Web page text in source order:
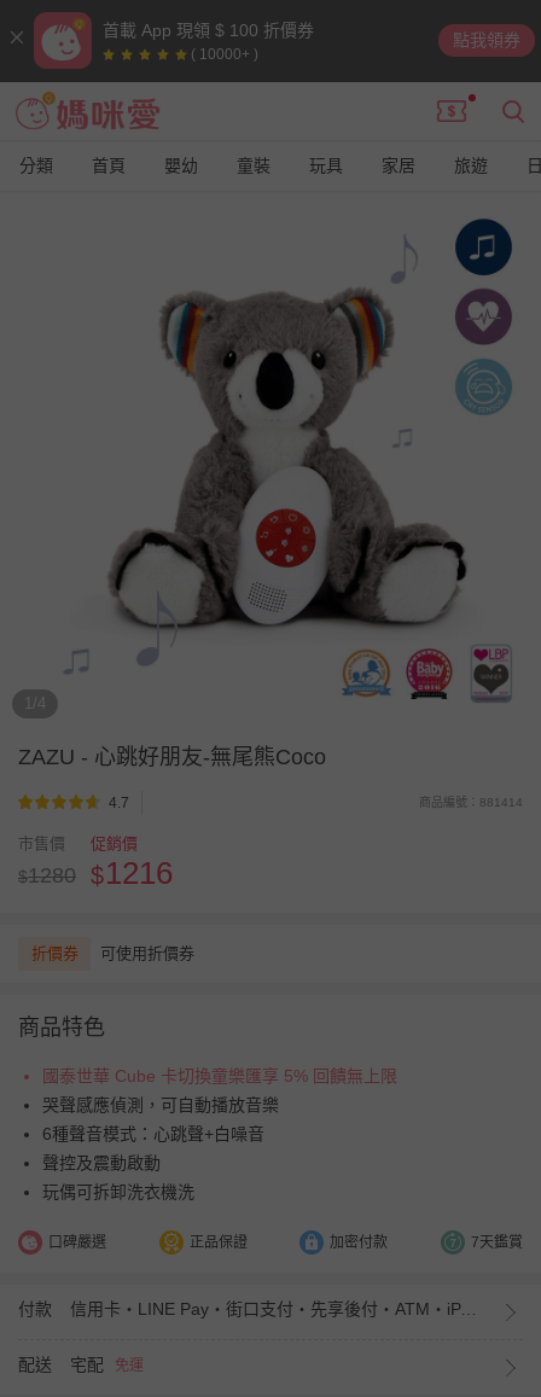
首載 App 現領 $ 100 折價券
( 10000+ )
點我領券
分類 首頁 嬰幼 童裝 玩具 家居 旅遊
1/4
ZAZU - 心跳好朋友-無尾熊Coco
4.7 商品編號：881414
市售價
$1280
促銷價
$1216
折價券 可使用折價券
商品特色
國泰世華 Cube 卡切換童樂匯享 5% 回饋無上限
哭聲感應偵測，可自動播放音樂
6種聲音模式：心跳聲+白噪音
聲控及震動啟動
玩偶可拆卸洗衣機洗
口碑嚴選 正品保證 加密付款 7天鑑賞
付款 信用卡・LINE Pay・街口支付・先享後付・ATM・iPASS MONEY
配送 宅配 免運